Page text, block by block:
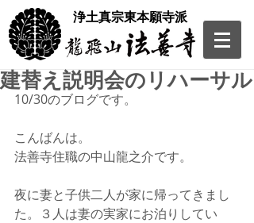
​浄土真宗東本願寺派
建替え説明会のリハーサル
10/30のブログです。
こんばんは。
法善寺住職の中山龍之介です。
夜に妻と子供二人が家に帰ってきまし
た。３人は妻の実家にお泊りしてい